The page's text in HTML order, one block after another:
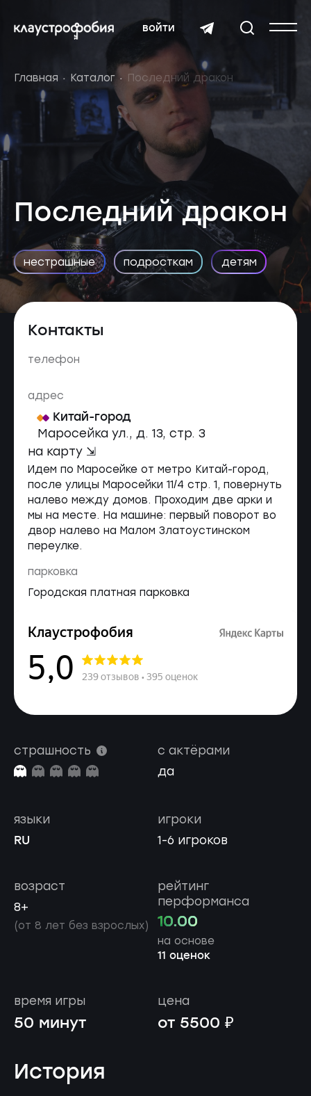
войти
Главная Каталог Последний дракон
Последний дракон
нестрашные подросткам детям
Контакты
телефон
адрес
Китай-город
Маросейка ул., д. 13, cтр. 3
на карту ⇲
Идем по Маросейке от метро Китай-город,
после улицы Маросейки 11/4 стр. 1, повернуть
налево между домов. Проходим две арки и
мы на месте. На машине: первый поворот во
двор налево на Малом Златоустинском
переулке.
парковка
Городская платная парковка
страшность
с актёрами
да
игроки
1-6 игроков
языки
RU
возраст
8+
(от 8 лет без взрослых)
рейтинг
перформанса
10.00
на основе
11 оценок
время игры
50 минут
цена
от 5500 ₽
История